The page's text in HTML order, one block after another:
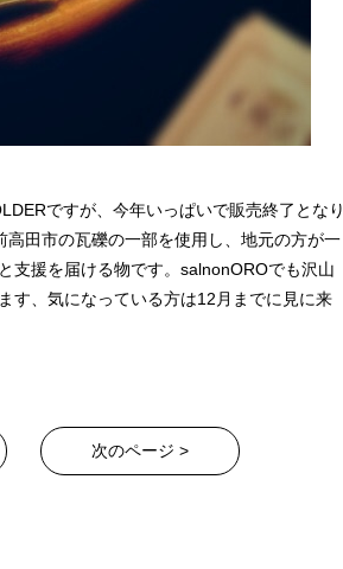
ですが、今年いっぱいで販売終了となり
田市の瓦礫の一部を使用し、地元の方が一
支援を届ける物です。salnonOROでも沢山
す、気になっている方は12月までに見に来
次のページ >